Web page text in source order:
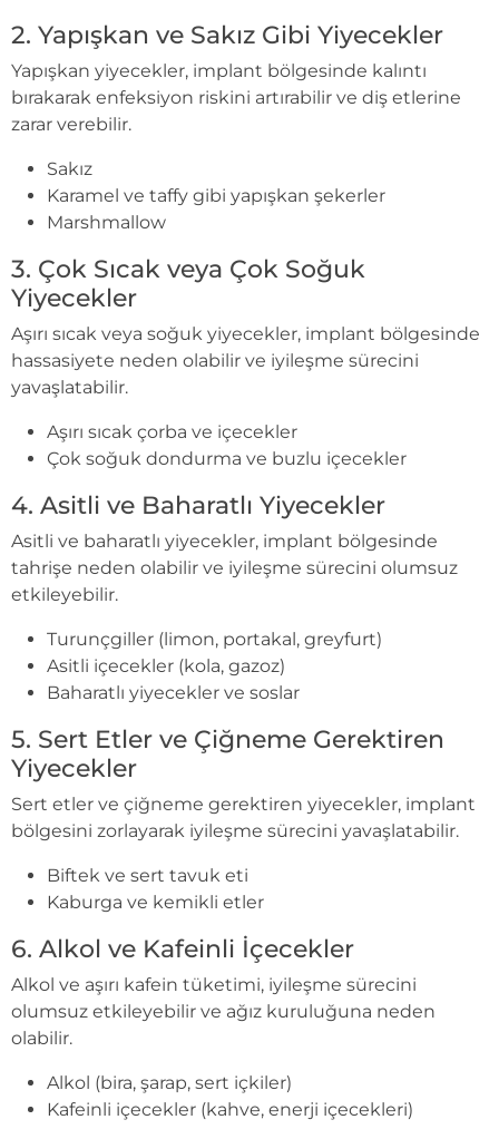
2. Yapışkan ve Sakız Gibi Yiyecekler
Yapışkan yiyecekler, implant bölgesinde kalıntı
bırakarak enfeksiyon riskini artırabilir ve diş etlerine
zarar verebilir.
Sakız
Karamel ve taffy gibi yapışkan şekerler
Marshmallow
3. Çok Sıcak veya Çok Soğuk
Yiyecekler
Aşırı sıcak veya soğuk yiyecekler, implant bölgesinde
hassasiyete neden olabilir ve iyileşme sürecini
yavaşlatabilir.
Aşırı sıcak çorba ve içecekler
Çok soğuk dondurma ve buzlu içecekler
4. Asitli ve Baharatlı Yiyecekler
Asitli ve baharatlı yiyecekler, implant bölgesinde
tahrişe neden olabilir ve iyileşme sürecini olumsuz
etkileyebilir.
Turunçgiller (limon, portakal, greyfurt)
Asitli içecekler (kola, gazoz)
Baharatlı yiyecekler ve soslar
5. Sert Etler ve Çiğneme Gerektiren
Yiyecekler
Sert etler ve çiğneme gerektiren yiyecekler, implant
bölgesini zorlayarak iyileşme sürecini yavaşlatabilir.
Biftek ve sert tavuk eti
Kaburga ve kemikli etler
6. Alkol ve Kafeinli İçecekler
Alkol ve aşırı kafein tüketimi, iyileşme sürecini
olumsuz etkileyebilir ve ağız kuruluğuna neden
olabilir.
Alkol (bira, şarap, sert içkiler)
Kafeinli içecekler (kahve, enerji içecekleri)